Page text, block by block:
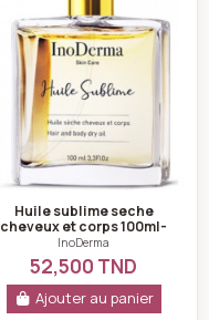
Huile sublime seche
cheveux et corps 100ml-
inoderma
InoDerma
52,500 TND
Ajouter au panier